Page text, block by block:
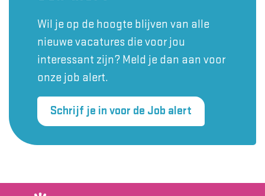
Wil je op de hoogte blijven van alle
nieuwe vacatures die voor jou
interessant zijn? Meld je dan aan voor
onze job alert.
Schrijf je in voor de Job alert